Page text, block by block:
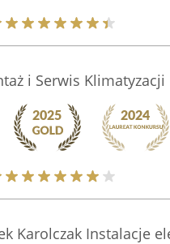
i Serwis Klimatyzacji
Karolczak Instalacje